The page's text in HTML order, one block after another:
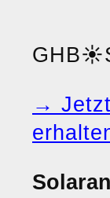
GHB☀️
→